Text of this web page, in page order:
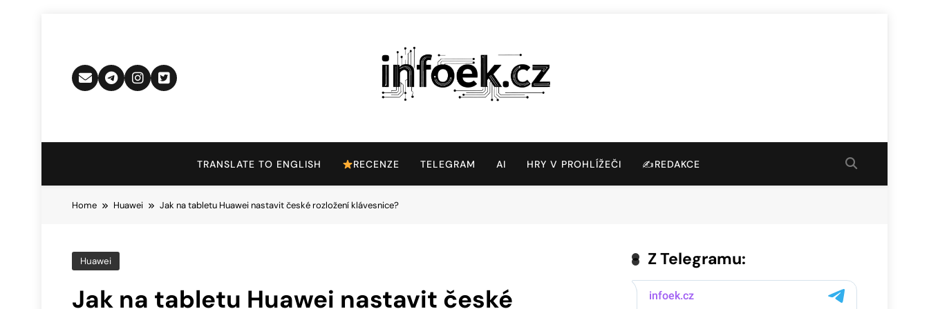
Infoek.cz
TRANSLATE TO ENGLISH RECENZE TELEGRAM AI HRY V PROHLÍŽEČI ✍️REDAKCE
Home Huawei Jak na tabletu Huawei nastavit české rozložení klávesnice?
Huawei
Jak na tabletu Huawei nastavit české
Z Telegramu: